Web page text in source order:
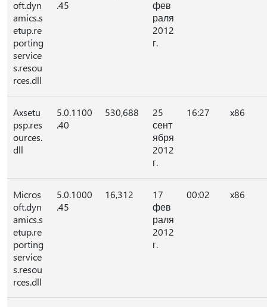
oft.dyn
amics.s
etup.re
porting
service
s.resou
rces.dll
.45
фев
раля
2012
г.
Axsetu
psp.res
ources.
dll
5.0.1100
.40
530,688
25
сент
ября
2012
г.
16:27 x86
Micros
oft.dyn
amics.s
etup.re
porting
service
s.resou
rces.dll
5.0.1000
.45
16,312
17
фев
раля
2012
г.
00:02 x86